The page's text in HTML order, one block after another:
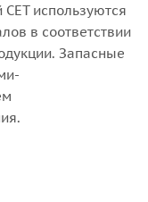
используются
в соответствии
Запасные